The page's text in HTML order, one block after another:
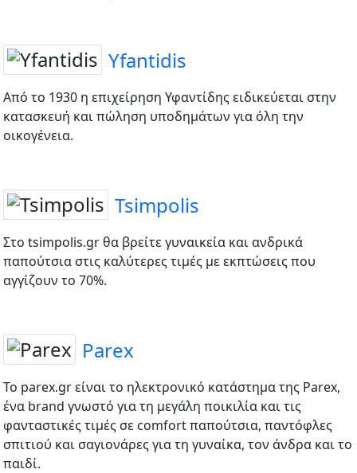
Yfantidis
Από το 1930 η επιχείρηση Υφαντίδης ειδικεύεται στην
κατασκευή και πώληση υποδημάτων για όλη την
οικογένεια.
Tsimpolis
Στο tsimpolis.gr θα βρείτε γυναικεία και ανδρικά
παπούτσια στις καλύτερες τιμές με εκπτώσεις που
αγγίζουν το 70%.
Parex
Το parex.gr είναι το ηλεκτρονικό κατάστημα της Parex,
ένα brand γνωστό για τη μεγάλη ποικιλία και τις
φανταστικές τιμές σε comfort παπούτσια, παντόφλες
σπιτιού και σαγιονάρες για τη γυναίκα, τον άνδρα και το
παιδί.